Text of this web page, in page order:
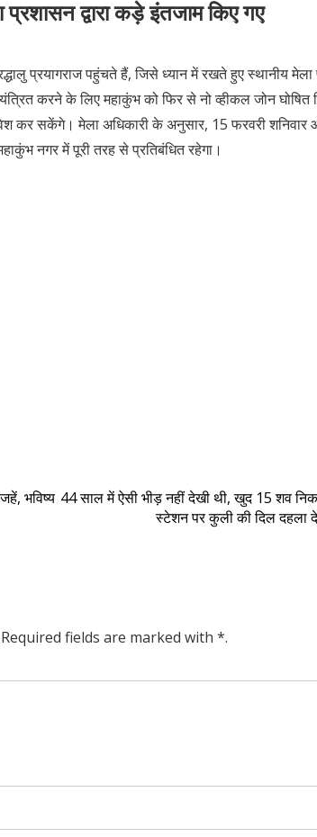
द्वारा कड़े इंतजाम किए गए
प्रयागराज पहुंचते हैं, जिसे ध्यान में रखते हुए स्थानीय
करने के लिए महाकुंभ को फिर से नो व्हीकल जोन घोषित
कर सकेंगे। मेला अधिकारी के अनुसार, 15 फरवरी शनिवार
नगर में पूरी तरह से प्रतिबंधित रहेगा।
भविष्य 44 साल में ऐसी भीड़ नहीं देखी थी, खुद 15 शव
स्टेशन पर कुली की दिल दहला
fields are marked with *.